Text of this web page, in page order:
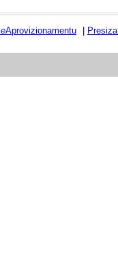
eAprovizionamentu |